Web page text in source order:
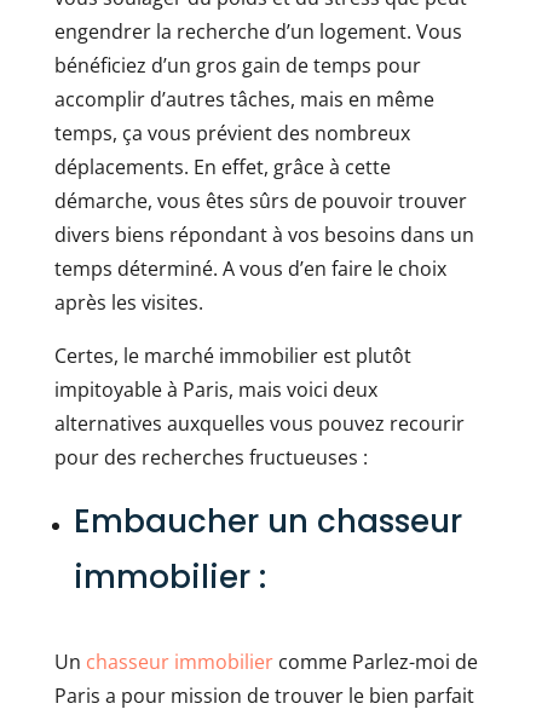
engendrer la recherche d’un logement. Vous
bénéficiez d’un gros gain de temps pour
accomplir d’autres tâches, mais en même
temps, ça vous prévient des nombreux
déplacements. En effet, grâce à cette
démarche, vous êtes sûrs de pouvoir trouver
divers biens répondant à vos besoins dans un
temps déterminé. A vous d’en faire le choix
après les visites.
Certes, le marché immobilier est plutôt
impitoyable à Paris, mais voici deux
alternatives auxquelles vous pouvez recourir
pour des recherches fructueuses :
Embaucher un chasseur
immobilier :
Un chasseur immobiliercomme Parlez-moi de
Paris a pour mission de trouver le bien parfait